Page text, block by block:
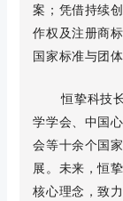
案；凭借持续
作权及注册商
国家标准与团体
恒挚科技
学学会、中国
会等十余个国
展。未来，恒
核心理念，致